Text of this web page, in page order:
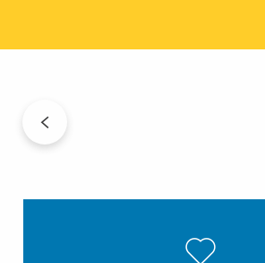
Entretenimiento
Un festival verde